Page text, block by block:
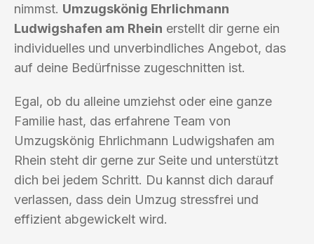
nimmst. Umzugskönig Ehrlichmann
Ludwigshafen am Rhein erstellt dir gerne ein
individuelles und unverbindliches Angebot, das
auf deine Bedürfnisse zugeschnitten ist.
Egal, ob du alleine umziehst oder eine ganze
Familie hast, das erfahrene Team von
Umzugskönig Ehrlichmann Ludwigshafen am
Rhein steht dir gerne zur Seite und unterstützt
dich bei jedem Schritt. Du kannst dich darauf
verlassen, dass dein Umzug stressfrei und
effizient abgewickelt wird.